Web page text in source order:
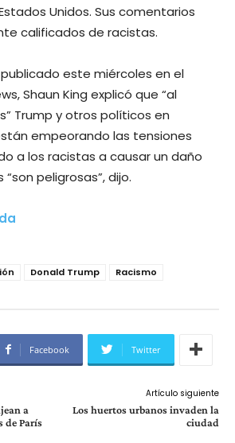
Unidos. Sus comentarios
calificados de racistas.
este miércoles en el
Shaun King explicó que “al
Trump y otros políticos en
empeorando las tensiones
a los racistas a causar un daño
“son peligrosas”, dijo.
Donald Trump Racismo
Facebook Twitter
a
de París
Artículo siguiente
Los huertos urbanos invaden la
ciudad